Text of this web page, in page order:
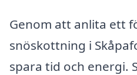
Genom att anlita ett
snöskottning i
spara tid och energi.